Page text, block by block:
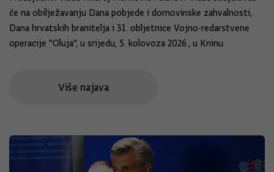
će na obilježavanju Dana pobjede i domovinske zahvalnosti,
Dana hrvatskih branitelja i 31. obljetnice Vojno-redarstvene
operacije "Oluja", u srijedu, 5. kolovoza 2026., u Kninu.
Više najava